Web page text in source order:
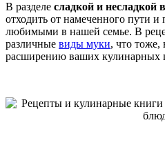
В разделе сладкой и несладкой
отходить от намеченного пути и
любимыми в нашей семье. В
различные виды муки, что тоже,
расширению ваших кулинарных